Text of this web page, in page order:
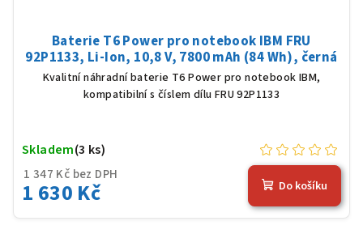
Baterie T6 Power pro notebook IBM FRU
92P1133, Li-Ion, 10,8 V, 7800 mAh (84 Wh), černá
Kvalitní náhradní baterie T6 Power pro notebook IBM,
kompatibilní s číslem dílu FRU 92P1133
1 347 Kč bez DPH
1 630 Kč
Skladem(3 ks)
Do košíku